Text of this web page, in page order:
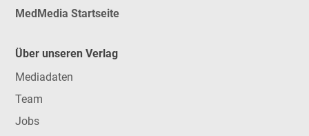
MedMedia Startseite
Über unseren Verlag
Mediadaten
Team
Jobs